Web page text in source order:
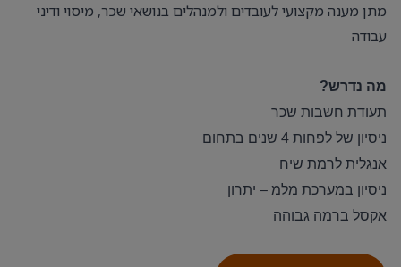
מתן מענה מקצועי לעובדים ולמנהלים בנושאי שכר, מיסוי ודיני
עבודה
מה נדרש?
תעודת חשבות שכר
ניסיון של לפחות 4 שנים בתחום
אנגלית לרמת שיח
ניסיון במערכת מלמ – יתרון
אקסל ברמה גבוהה